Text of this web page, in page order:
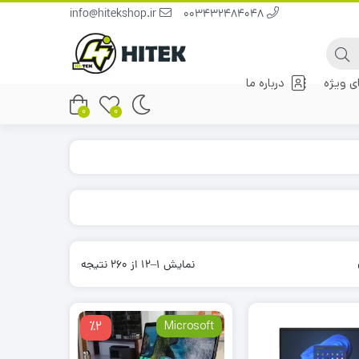
ویژه درباره ما
0
0
نمایش 1–12 از 260 نتیجه
٪2 Microsoft